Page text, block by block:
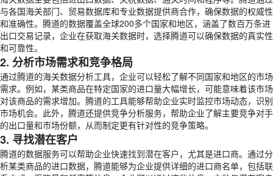
与各国海关部门、贸易数据库和专业数据提供商合作，确保数据的权威性
和准确性。腾道的数据覆盖全球200多个国家和地区，涵盖了数百万条进
出口交易记录，企业在获取海关数据时，选择腾道可以确保数据的真实性
和可靠性。
2. 分析市场需求和竞争格局
通过腾道的海关数据分析工具，企业可以轻松了解不同国家和地区的市场
需求。例如，某类商品在特定国家的进口量大幅增长，可能意味着该市场
对该商品的需求增加。腾道的工具能够帮助企业实时监控市场动态，识别
市场机会。此外，腾道还提供竞争分析服务，帮助企业了解主要竞争对手
的出口量和市场份额，从而制定更有针对性的竞争策略。
3. 寻找潜在客户
腾道的数据服务可以帮助企业快速找到潜在客户 ，尤其是进口商。通过分
析某类商品的进口数据，腾道能够为企业提供详细的进口商名单，包括联